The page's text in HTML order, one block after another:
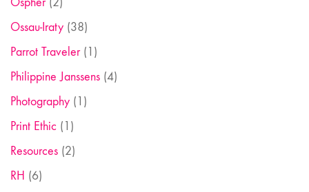
Ossau-Iraty (38)
Parrot Traveler(1)
Philippine Janssens (4)
Photography (1)
Print Ethic (1)
Resources (2)
RH (6)